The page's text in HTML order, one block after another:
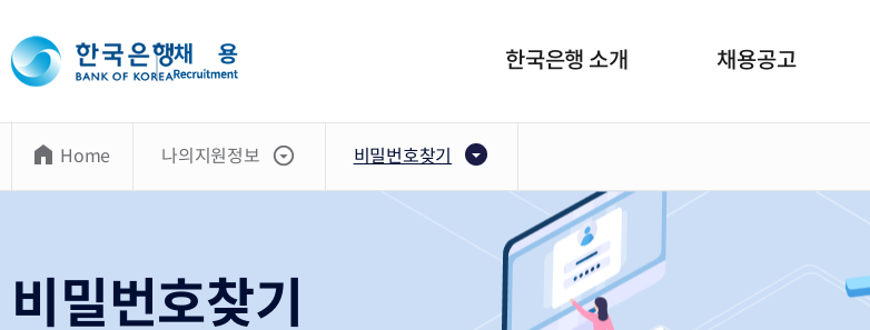
한국은행 소개 채용공고
Home 나의지원정보 비밀번호찾기
비밀번호찾기